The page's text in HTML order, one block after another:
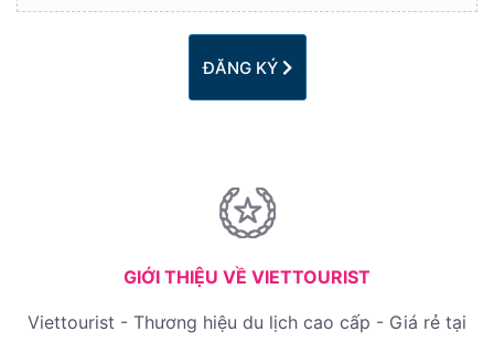
ĐĂNG KÝ
GIỚI THIỆU VỀ VIETTOURIST
Viettourist - Thương hiệu du lịch cao cấp - Giá rẻ tại